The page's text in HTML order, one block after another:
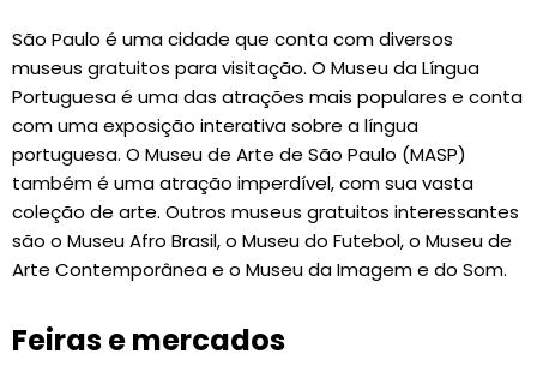
São Paulo é uma cidade que conta com diversos
museus gratuitos para visitação. O Museu da Língua
Portuguesa é uma das atrações mais populares e conta
com uma exposição interativa sobre a língua
portuguesa. O Museu de Arte de São Paulo (MASP)
também é uma atração imperdível, com sua vasta
coleção de arte. Outros museus gratuitos interessantes
são o Museu Afro Brasil, o Museu do Futebol, o Museu de
Arte Contemporânea e o Museu da Imagem e do Som.
Feiras e mercados